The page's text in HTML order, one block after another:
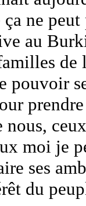
ne
au
de
pouvoir
moi je
ses
du